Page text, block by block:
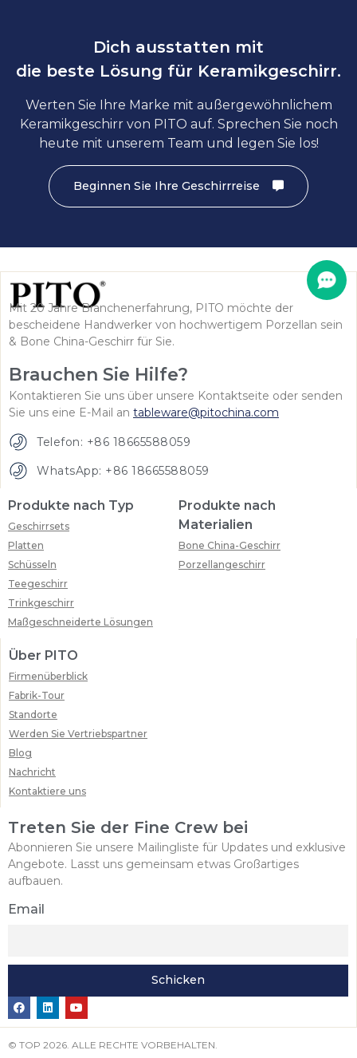
Dich ausstatten mit
die beste Lösung für Keramikgeschirr.
Werten Sie Ihre Marke mit außergewöhnlichem
Keramikgeschirr von PITO auf. Sprechen Sie noch
heute mit unserem Team und legen Sie los!
Beginnen Sie Ihre Geschirrreise
Mit 20 Jahre Branchenerfahrung, PITO möchte der
bescheidene Handwerker von hochwertigem Porzellan sein
& Bone China-Geschirr für Sie.
Brauchen Sie Hilfe?
Kontaktieren Sie uns über unsere Kontaktseite oder senden
Sie uns eine E-Mail an tableware@pitochina.com
Telefon: +86 18665588059
WhatsApp: +86 18665588059
Produkte nach Typ
Geschirrsets
Platten
Schüsseln
Teegeschirr
Trinkgeschirr
Maßgeschneiderte Lösungen
Produkte nach
Materialien
Bone China-Geschirr
Porzellangeschirr
Über PITO
Firmenüberblick
Fabrik-Tour
Standorte
Werden Sie Vertriebspartner
Blog
Nachricht
Kontaktiere uns
Treten Sie der Fine Crew bei
Abonnieren Sie unsere Mailingliste für Updates und exklusive
Angebote. Lasst uns gemeinsam etwas Großartiges
aufbauen.
Email
Schicken
© TOP 2026. ALLE RECHTE VORBEHALTEN.